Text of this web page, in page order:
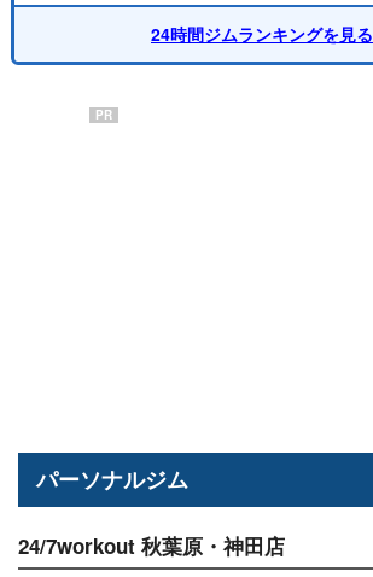
24時間ジムランキングを見る
PR
パーソナルジム
24/7workout 秋葉原・神田店